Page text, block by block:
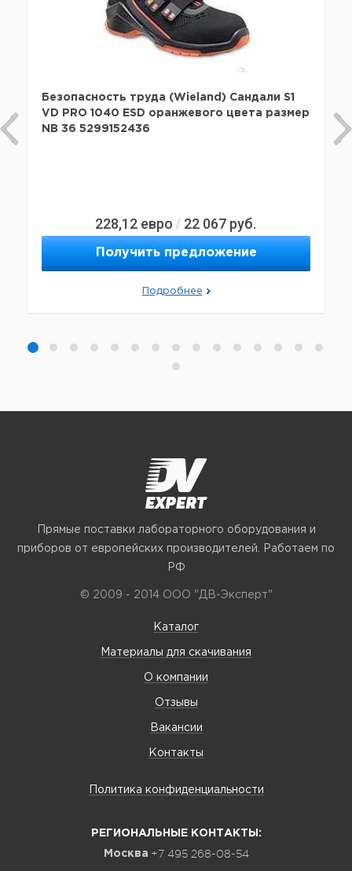
Безопасность труда (Wieland) Сандали S1
VD PRO 1040 ESD оранжевого цвета размер
NB 36 5299152436
228,12 евро / 22 067 руб.
Получить предложение
Подробнее
Прямые поставки лабораторного оборудования и
приборов от европейских производителей. Работаем по
РФ
© 2009 - 2014 ООО "ДВ-Эксперт"
Каталог
Материалы для скачивания
О компании
Отзывы
Вакансии
Контакты
Политика конфиденциальности
РЕГИОНАЛЬНЫЕ КОНТАКТЫ:
Москва +7 495 268-08-54